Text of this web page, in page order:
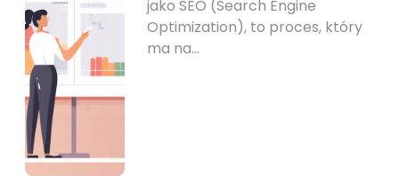
jako SEO (Search Engine
Optimization), to proces, który
ma na…